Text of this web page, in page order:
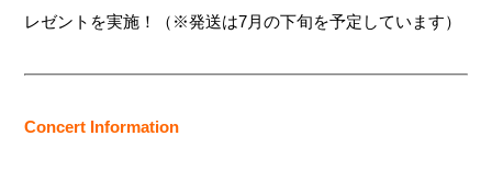
レゼントを実施！（※発送は7月の下旬を予定しています）
Concert Information